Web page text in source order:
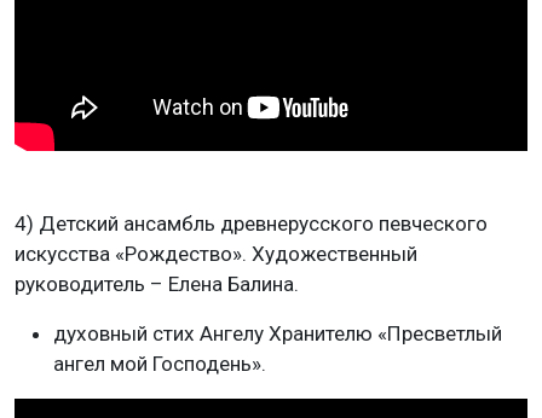
4) Детский ансамбль древнерусского певческого
искусства «Рождество». Художественный
руководитель – Елена Балина.
духовный стих Ангелу Хранителю «Пресветлый
ангел мой Господень».